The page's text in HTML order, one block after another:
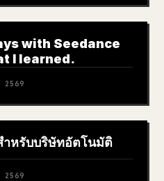
with Seedance
I learned.
ำหรับบริษัทอัตโนมัติ